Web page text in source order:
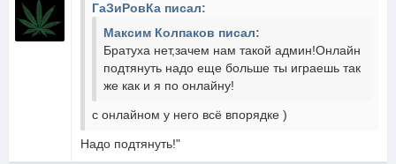
ГаЗиРовКа писал:
Максим Колпаков писал:
Братуха нет,зачем нам такой админ!Онлайн
подтянуть надо еще больше ты играешь так
же как и я по онлайну!
с онлайном у него всё впорядке )
Надо подтянуть!"